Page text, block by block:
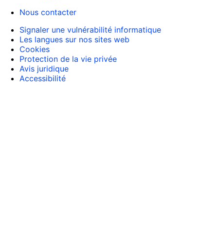
Nous contacter
Signaler une vulnérabilité informatique
Les langues sur nos sites web
Cookies
Protection de la vie privée
Avis juridique
Accessibilité